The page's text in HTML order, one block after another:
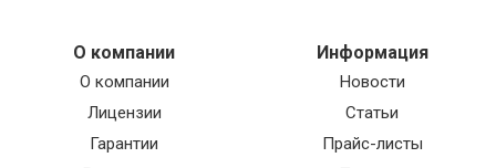
О компании
О компании
Лицензии
Гарантии
Информация
Новости
Статьи
Прайс-листы